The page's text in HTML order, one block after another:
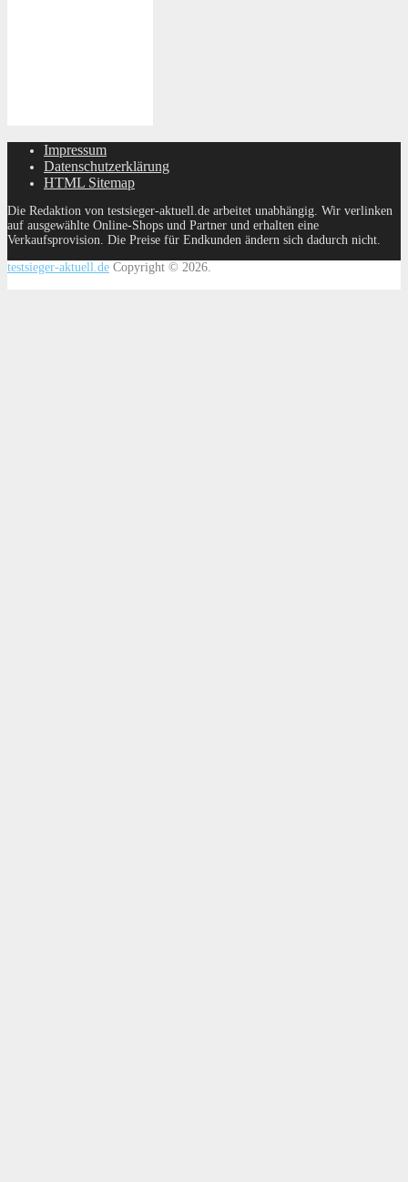
Impressum
Datenschutzerklärung
HTML Sitemap
Die Redaktion von testsieger-aktuell.de arbeitet unabhängig. Wir verlinken
auf ausgewählte Online-Shops und Partner und erhalten eine
Verkaufsprovision. Die Preise für Endkunden ändern sich dadurch nicht.
testsieger-aktuell.de Copyright © 2026.